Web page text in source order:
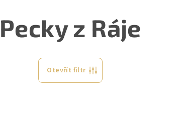
Pecky z Ráje
Otevřít filtr